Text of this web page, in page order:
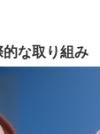
な取り組み